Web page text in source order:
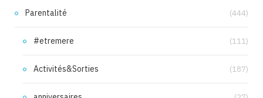
Parentalité (444)
#etremere (111)
Activités&Sorties (187)